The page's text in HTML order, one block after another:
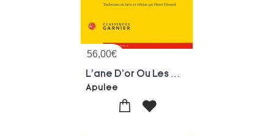
56,00€
Apulee